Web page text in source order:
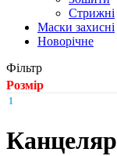
Стрижні
Маски захисні
Новорічне
Фільтр
Розмір
1